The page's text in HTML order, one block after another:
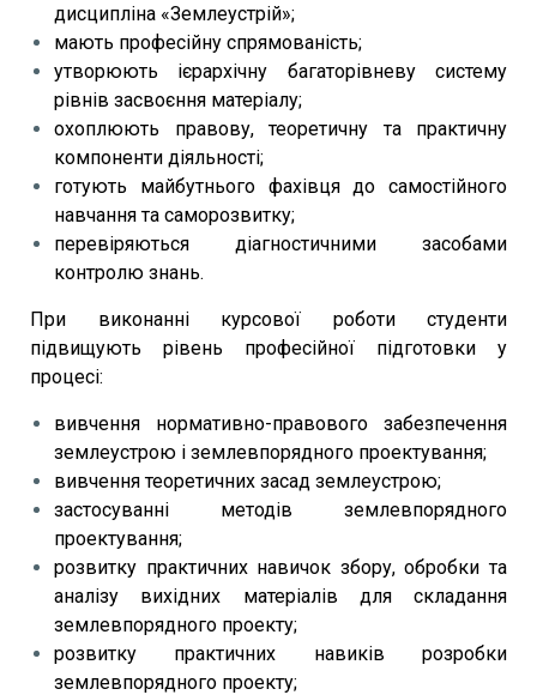
дисципліна «Землеустрій»;
мають професійну спрямованість;
утворюють ієрархічну багаторівневу систему
рівнів засвоєння матеріалу;
охоплюють правову, теоретичну та практичну
компоненти діяльності;
готують майбутнього фахівця до самостійного
навчання та саморозвитку;
перевіряються діагностичними засобами
контролю знань.
При виконанні курсової роботи студенти
підвищують рівень професійної підготовки у
процесі:
вивчення нормативно-правового забезпечення
землеустрою і землевпорядного проектування;
вивчення теоретичних засад землеустрою;
застосуванні методів землевпорядного
проектування;
розвитку практичних навичок збору, обробки та
аналізу вихідних матеріалів для складання
землевпорядного проекту;
розвитку практичних навиків розробки
землевпорядного проекту;